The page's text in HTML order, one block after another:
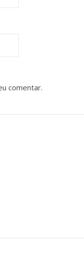
comentar.